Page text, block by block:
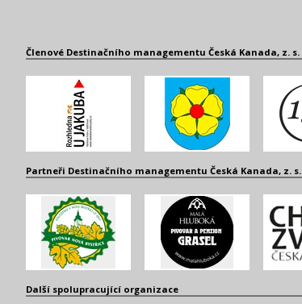
Členové Destinačního managementu Česká Kanada, z. s.
Partneři Destinačního managementu Česká Kanada, z. s.
Další spolupracující organizace